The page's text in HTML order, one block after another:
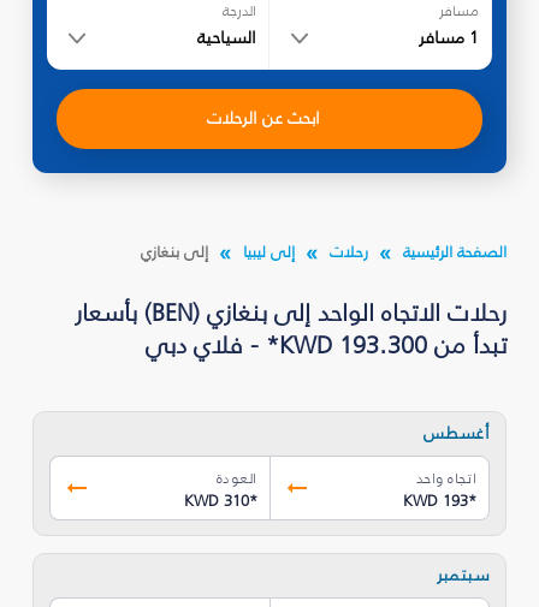
مسافر
1 مسافر
الدرجة
السياحية
ابحث عن الرحلات
الصفحة الرئيسية رحلات إلى ليبيا إلى بنغازي
رحلات الاتجاه الواحد إلى بنغازي (BEN) بأسعار
تبدأ من KWD 193.300* - فلاي دبي
أغسطس
اتجاه واحد
KWD 193*
العودة
KWD 310*
سبتمبر